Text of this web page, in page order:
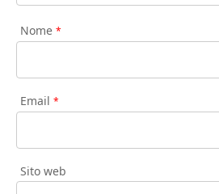
Nome *
Email *
Sito web